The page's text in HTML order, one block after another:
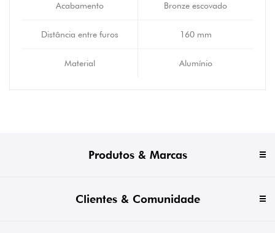
Acabamento Bronze escovado
Distância entre furos 160 mm
Material Alumínio
Produtos & Marcas
Clientes & Comunidade